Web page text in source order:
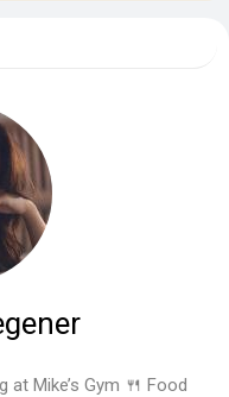
at Mike’s Gym 🍴 Food